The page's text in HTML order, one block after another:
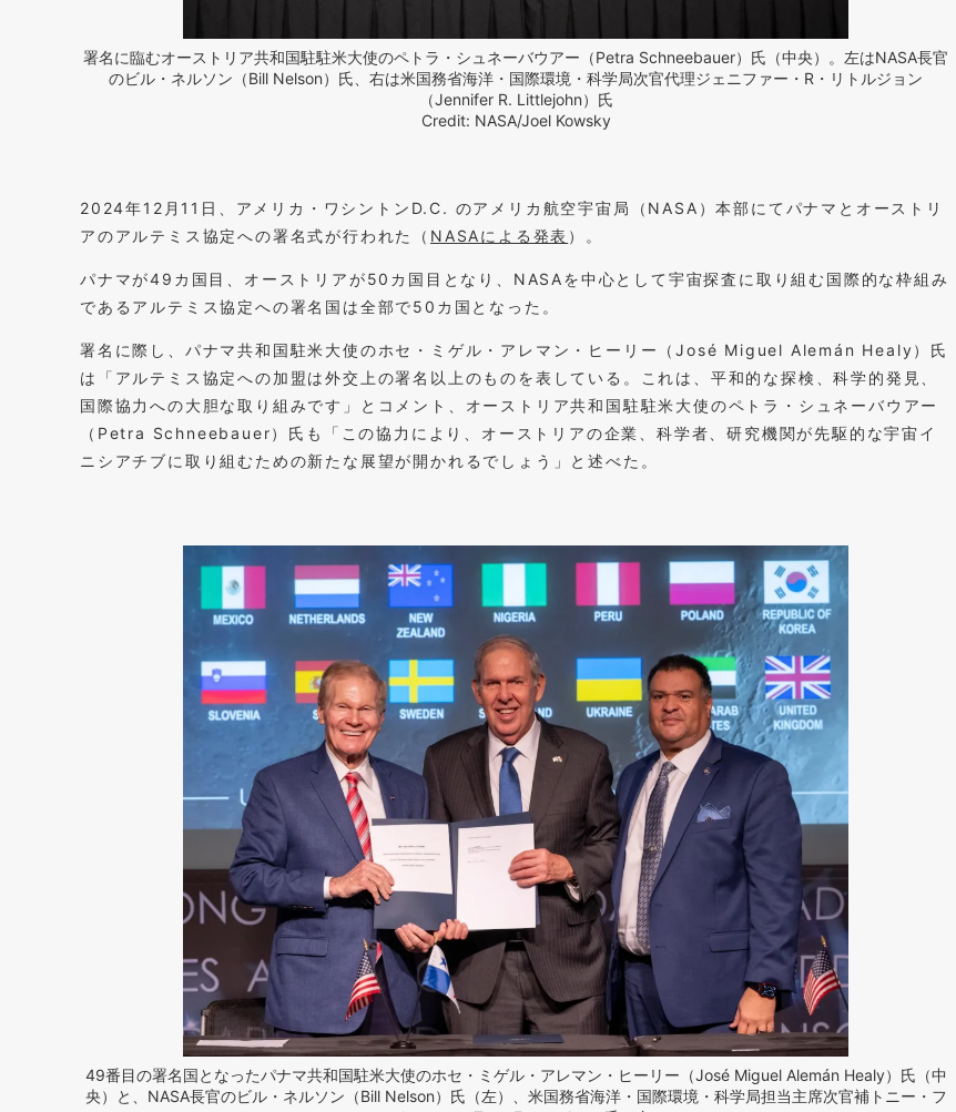
署名に臨むオーストリア共和国駐駐米大使のペトラ・シュネーバウアー（Petra Schneebauer）氏（中央）。左はNASA長官
のビル・ネルソン（Bill Nelson）氏、右は米国務省海洋・国際環境・科学局次官代理ジェニファー・R・リトルジョン
（Jennifer R. Littlejohn）氏
Credit: NASA/Joel Kowsky
2024年12月11日、アメリカ・ワシントンD.C. のアメリカ航空宇宙局（NASA）本部にてパナマとオーストリ
アのアルテミス協定への署名式が行われた（ NASAによる発表 ）。
パナマが49カ国目、オーストリアが50カ国目となり、NASAを中心として宇宙探査に取り組む国際的な枠組み
であるアルテミス協定への署名国は全部で50カ国となった。
署名に際し、パナマ共和国駐米大使のホセ・ミゲル・アレマン・ヒーリー（José Miguel Alemán Healy）氏
は「アルテミス協定への加盟は外交上の署名以上のものを表している。これは、平和的な探検、科学的発見、
国際協力への大胆な取り組みです」とコメント、オーストリア共和国駐駐米大使のペトラ・シュネーバウアー
（Petra Schneebauer）氏も「この協力により、オーストリアの企業、科学者、研究機関が先駆的な宇宙イ
ニシアチブに取り組むための新たな展望が開かれるでしょう」と述べた。
49番目の署名国となったパナマ共和国駐米大使のホセ・ミゲル・アレマン・ヒーリー（José Miguel Alemán Healy）氏（中
央）と、NASA長官のビル・ネルソン（Bill Nelson）氏（左）、米国務省海洋・国際環境・科学局担当主席次官補トニー・フ